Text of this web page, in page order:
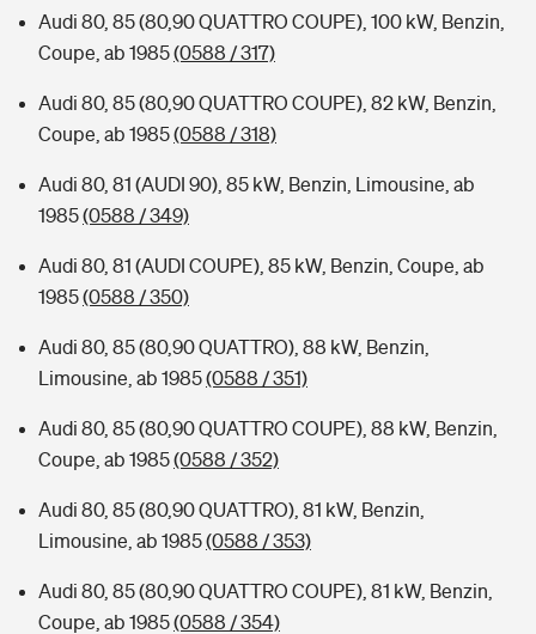
Audi 80, 85 (80,90 QUATTRO COUPE), 100 kW, Benzin,
Coupe, ab 1985(0588 / 317)
Audi 80, 85 (80,90 QUATTRO COUPE), 82 kW, Benzin,
Coupe, ab 1985(0588 / 318)
Audi 80, 81 (AUDI 90), 85 kW, Benzin, Limousine, ab
1985(0588 / 349)
Audi 80, 81 (AUDI COUPE), 85 kW, Benzin, Coupe, ab
1985(0588 / 350)
Audi 80, 85 (80,90 QUATTRO), 88 kW, Benzin,
Limousine, ab 1985(0588 / 351)
Audi 80, 85 (80,90 QUATTRO COUPE), 88 kW, Benzin,
Coupe, ab 1985(0588 / 352)
Audi 80, 85 (80,90 QUATTRO), 81 kW, Benzin,
Limousine, ab 1985(0588 / 353)
Audi 80, 85 (80,90 QUATTRO COUPE), 81 kW, Benzin,
Coupe, ab 1985(0588 / 354)